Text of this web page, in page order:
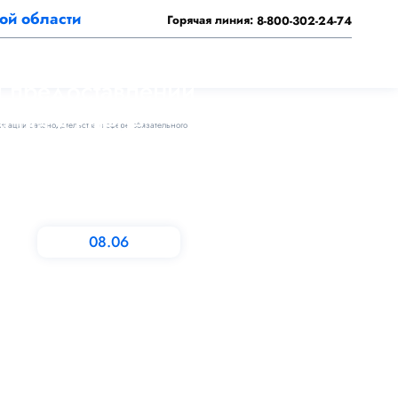
области Горячая линия: 8-800-302-24-74
законодательства в сфере обязательного
08.06
в сфере